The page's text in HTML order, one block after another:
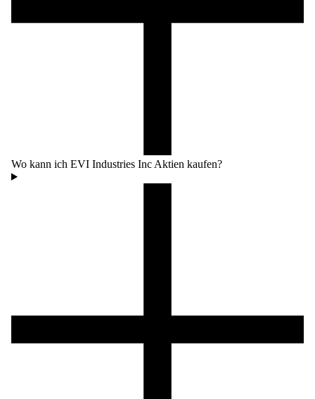
Wo kann ich EVI Industries Inc Aktien kaufen?